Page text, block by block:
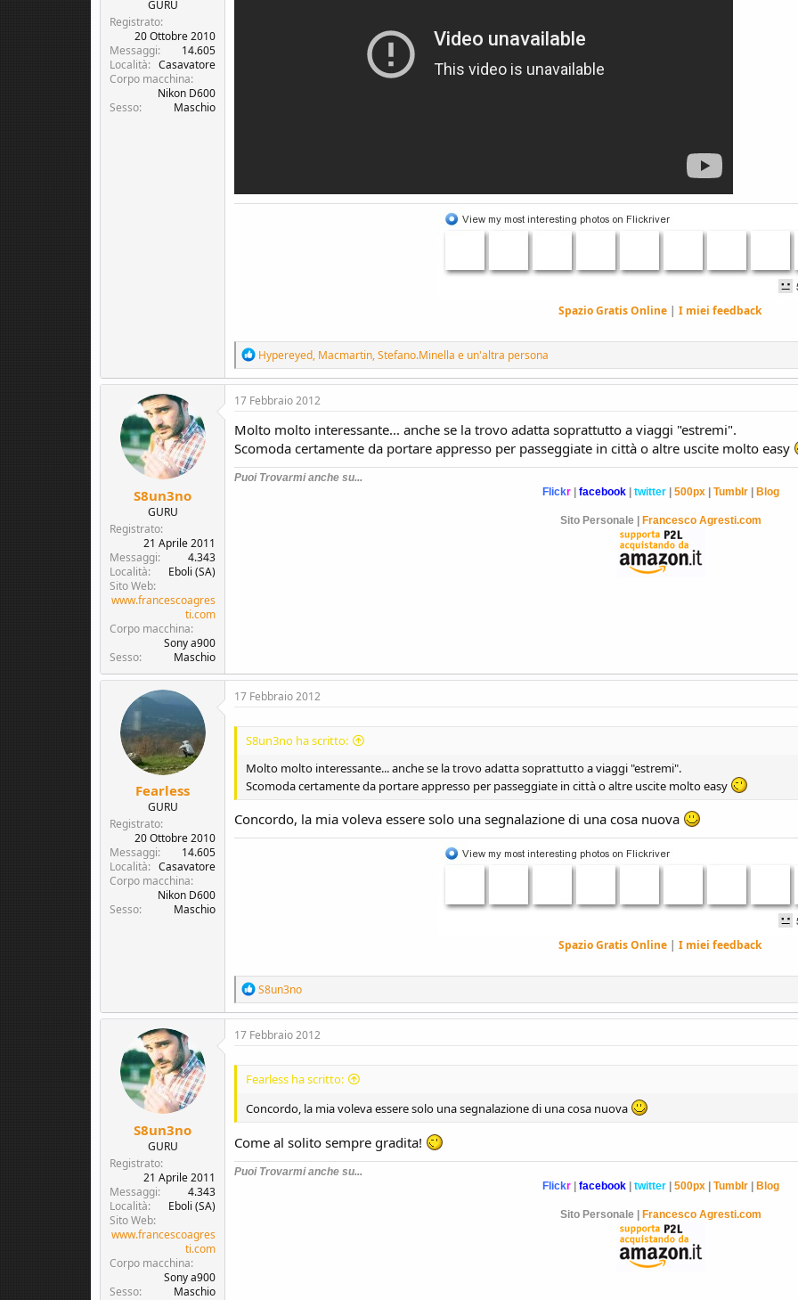
u
s
i
o
n
e
o
GURU
Registrato
20 Ottobre 2010
Messaggi
14.605
Località
Casavatore
Corpo macchina
Nikon D600
Sesso
Maschio
Spazio Gratis Online | I miei feedback
R
e
a
c
i
o
n
s
Hypereyed, Macmartin,Stefano.Minella e un'altra persona
S8un3no
GURU
Registrato
21 Aprile 2011
Messaggi
4.343
Località
Eboli (SA)
Sito Web
www.francescoagres
ti.com
Corpo macchina
Sony a900
Sesso
Maschio
17 Febbraio 2012
Molto molto interessante... anche se la trovo adatta soprattutto a viaggi "estremi".
Scomoda certamente da portare appresso per passeggiate in città o altre uscite molto easy
Puoi Trovarmi anche su...
Flickr facebook twitter 500px Tumblr Blog
Sito Personale | Francesco Agresti.com
Fearless
GURU
Registrato
20 Ottobre 2010
Messaggi
14.605
Località
Casavatore
Corpo macchina
Nikon D600
Sesso
Maschio
17 Febbraio 2012
S8un3no ha scritto:
Molto molto interessante... anche se la trovo adatta soprattutto a viaggi "estremi".
Scomoda certamente da portare appresso per passeggiate in città o altre uscite molto easy
Concordo, la mia voleva essere solo una segnalazione di una cosa nuova
Spazio Gratis Online | I miei feedback
R
e
a
c
n
:
S8un3no
S8un3no
GURU
Registrato
21 Aprile 2011
Messaggi
4.343
Località
Eboli (SA)
Sito Web
www.francescoagres
ti.com
Corpo macchina
Sony a900
Sesso
Maschio
17 Febbraio 2012
Fearless ha scritto:
Concordo, la mia voleva essere solo una segnalazione di una cosa nuova
Come al solito sempre gradita!
Puoi Trovarmi anche su...
Flickr | facebook | twitter | 500px | Tumblr | Blog
Sito Personale | Francesco Agresti.com